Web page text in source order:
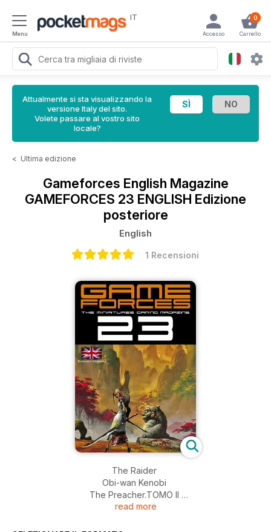
Menu
IT 0
Carrello
Accesso
Attualmente si sta visualizzando la
versione Italy del sito.
Volete passare al vostro sito
locale?
< Ultima edizione
Gameforces English Magazine
GAMEFORCES 23 ENGLISH Edizione
posteriore
English
1 Recensioni
The Raider
Obi-wan Kenobi
The Preacher.TOMO II
3 Bears Interview
read more